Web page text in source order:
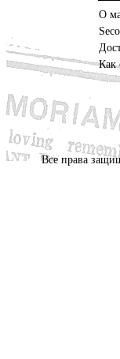
О
Как
Все права